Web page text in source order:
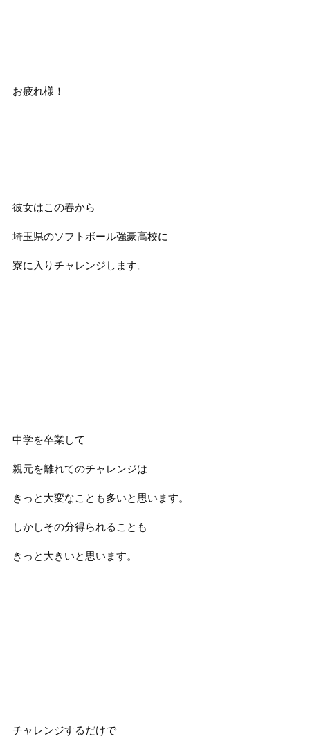
お疲れ様！
彼女はこの春から
埼玉県のソフトボール強豪高校に
寮に入りチャレンジします。
中学を卒業して
親元を離れてのチャレンジは
きっと大変なことも多いと思います。
しかしその分得られることも
きっと大きいと思います。
チャレンジするだけで